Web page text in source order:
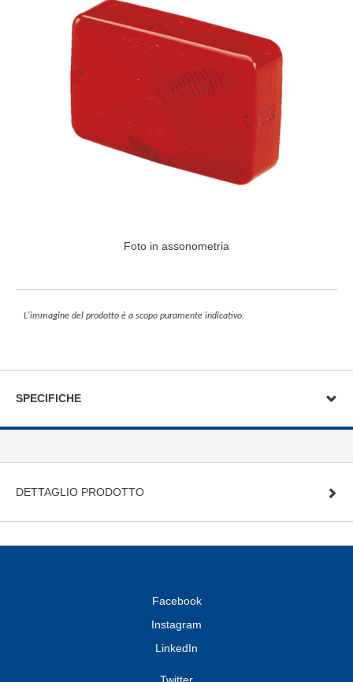
Foto in assonometria
L'immagine del prodotto è a scopo puramente indicativo.
SPECIFICHE
DETTAGLIO PRODOTTO
Facebook
Instagram
LinkedIn